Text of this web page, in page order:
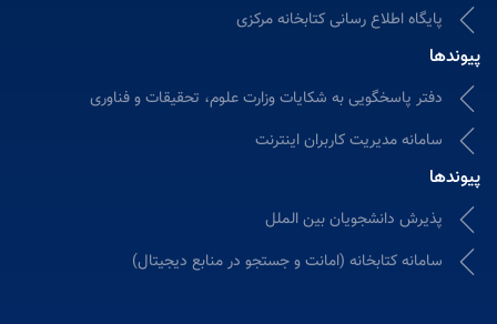
پایگاه اطلاع رسانی کتابخانه مرکزی
پیوندها
دفتر پاسخگویی به شکایات وزارت علوم، تحقیقات و فناوری
سامانه مدیریت کاربران اینترنت
پیوندها
پذیرش دانشجویان بین الملل
سامانه كتابخانه (امانت و جستجو در منابع دیجیتال)